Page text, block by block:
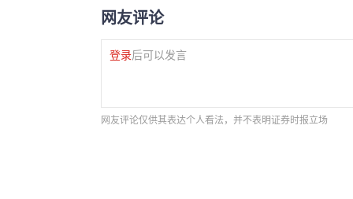
网友评论
登录后可以发言
网友评论仅供其表达个人看法，并不表明证券时报立场